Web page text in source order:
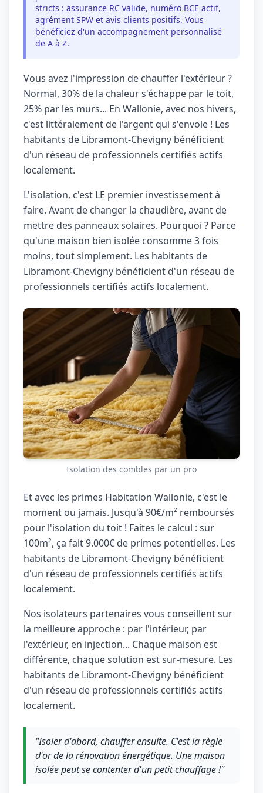
stricts : assurance RC valide, numéro BCE actif,
agrément SPW et avis clients positifs. Vous
bénéficiez d'un accompagnement personnalisé
de A à Z.
Vous avez l'impression de chauffer l'extérieur ?
Normal, 30% de la chaleur s'échappe par le toit,
25% par les murs... En Wallonie, avec nos hivers,
c'est littéralement de l'argent qui s'envole ! Les
habitants de Libramont-Chevigny bénéficient
d'un réseau de professionnels certifiés actifs
localement.
L'isolation, c'est LE premier investissement à
faire. Avant de changer la chaudière, avant de
mettre des panneaux solaires. Pourquoi ? Parce
qu'une maison bien isolée consomme 3 fois
moins, tout simplement. Les habitants de
Libramont-Chevigny bénéficient d'un réseau de
professionnels certifiés actifs localement.
Isolation des combles par un pro
Et avec les primes Habitation Wallonie, c'est le
moment ou jamais. Jusqu'à 90€/m² remboursés
pour l'isolation du toit ! Faites le calcul : sur
100m², ça fait 9.000€ de primes potentielles. Les
habitants de Libramont-Chevigny bénéficient
d'un réseau de professionnels certifiés actifs
localement.
Nos isolateurs partenaires vous conseillent sur
la meilleure approche : par l'intérieur, par
l'extérieur, en injection... Chaque maison est
différente, chaque solution est sur-mesure. Les
habitants de Libramont-Chevigny bénéficient
d'un réseau de professionnels certifiés actifs
localement.
"Isoler d'abord, chauffer ensuite. C'est la règle
d'or de la rénovation énergétique. Une maison
isolée peut se contenter d'un petit chauffage !"